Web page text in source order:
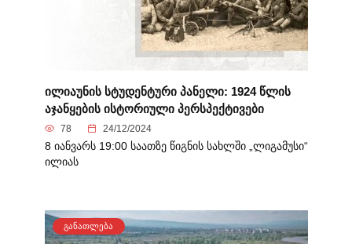
ილიაუნის სტუდენტური პანელი: 1924 წლის
აჯანყების ისტორიული პერსპექტივები
78 24/12/2024
8 იანვარს 19:00 საათზე წიგნის სახლში „ლიგამუსი“
ილიას
ᲒᲐᲜᲐᲗᲚᲔᲑᲐ